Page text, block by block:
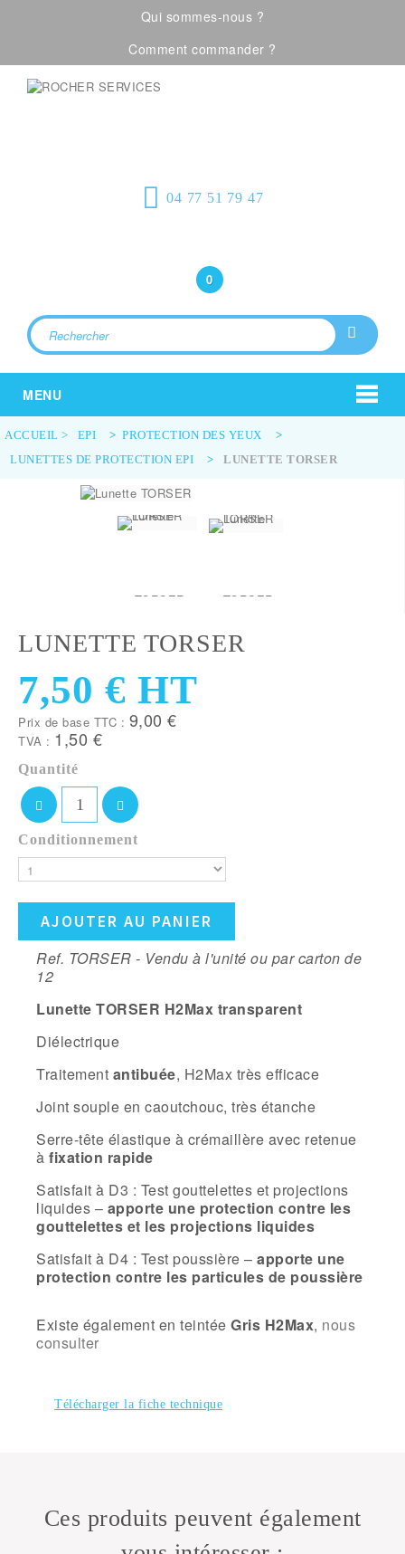
Qui sommes-nous ?
Comment commander ?
04 77 51 79 47
0
MENU
ACCUEIL > EPI > PROTECTION DES YEUX
>
LUNETTES DE PROTECTION EPI
> LUNETTE TORSER
LUNETTE TORSER
7,50 € HT
Prix de base TTC : 9,00 €
TVA : 1,50 €
Quantité
Conditionnement
AJOUTER AU PANIER
Ref. TORSER - Vendu à l'unité ou par carton de
12
Lunette TORSER H2Max transparent
Diélectrique
Traitement antibuée, H2Max très efficace
Joint souple en caoutchouc, très étanche
Serre-tête élastique à crémaillère avec retenue
à fixation rapide
Satisfait à D3 : Test gouttelettes et projections
liquides – apporte une protection contre les
gouttelettes et les projections liquides
Satisfait à D4 : Test poussière – apporte une
protection contre les particules de poussière
Existe également en teintée Gris H2Max, nous
consulter
Télécharger la fiche technique
Ces produits peuvent également